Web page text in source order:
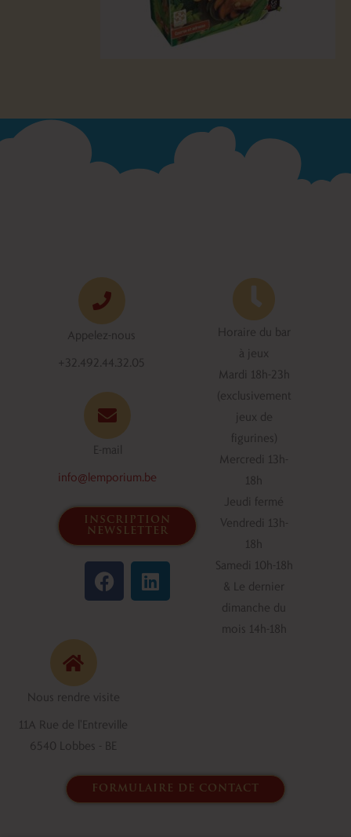
Appelez-nous
+32.492.44.32.05
E-mail
info@lemporium.be
inscription
newsletter
F
a
c
o
k
L
i
n
Horaire du bar
à jeux
Mardi 18h-23h
(exclusivement
jeux de
figurines)
Mercredi 13h-
18h
Jeudi fermé
Vendredi 13h-
18h
Samedi 10h-18h
& Le dernier
dimanche du
mois 14h-18h
Nous rendre visite
11A Rue de l'Entreville
6540 Lobbes - BE
formulaire de contact